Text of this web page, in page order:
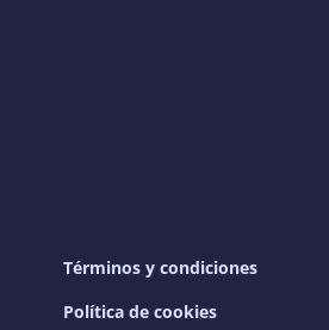
Términos y condiciones
Política de cookies